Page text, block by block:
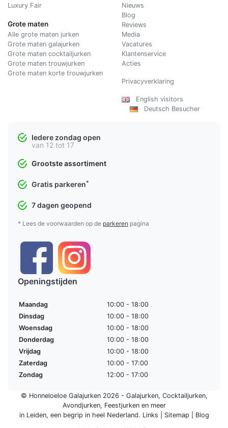
Luxury Fair
Grote maten
Alle grote maten jurken
Grote maten galajurken
Grote maten cocktailjurken
Grote maten trouwjurken
Grote maten korte trouwjurken
Nieuws
Blog
Reviews
Media
Vacatures
Klantenservice
Acties
Privacyverklaring
English visitors
Deutsch Besucher
Iedere zondag open
van 12 tot 17
Grootste assortiment
Gratis parkeren*
7 dagen geopend
* Lees de voorwaarden op de parkeren pagina
Openingstijden
Maandag
10:00 - 18:00
Dinsdag
10:00 - 18:00
Woensdag
10:00 - 18:00
Donderdag
10:00 - 18:00
Vrijdag
10:00 - 18:00
Zaterdag
10:00 - 17:00
Zondag
12:00 - 17:00
© Honneloeloe Galajurken 2026 - Galajurken, Cocktailjurken,
Avondjurken, Feestjurkenen meer
in Leiden, een begrip in heel Nederland. Links Sitemap Blog